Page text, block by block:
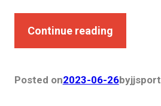
Continue reading
Posted on2023-06-26byjjsport